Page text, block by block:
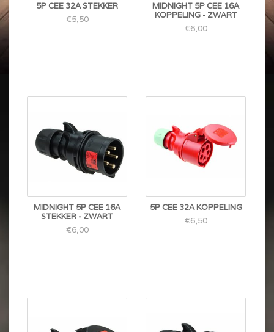
5P CEE 32A STEKKER
€5,50
MIDNIGHT 5P CEE 16A
KOPPELING - ZWART
€6,00
MIDNIGHT 5P CEE 16A
STEKKER - ZWART
€6,00
5P CEE 32A KOPPELING
€6,50